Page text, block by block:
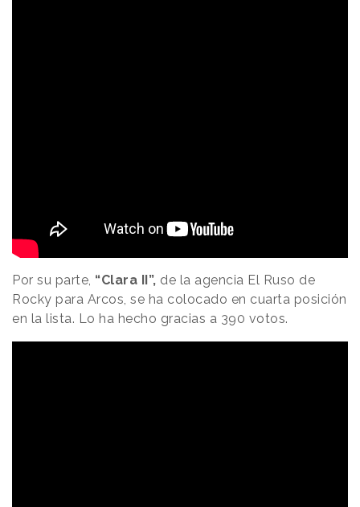
Por su parte, “Clara II”, de la agencia El Ruso de
Rocky para Arcos, se ha colocado en cuarta posición
en la lista. Lo ha hecho gracias a 390 votos.